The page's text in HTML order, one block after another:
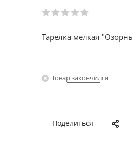
Тарелка мелкая
Товар закончился
Поделиться